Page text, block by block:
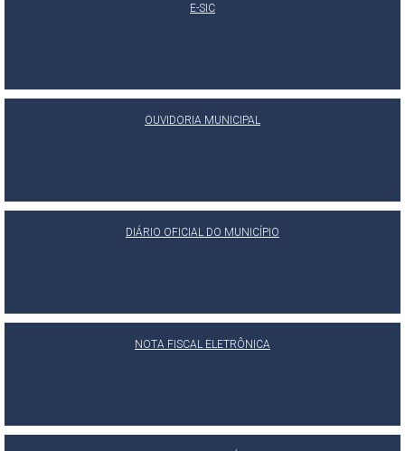
E-SIC
OUVIDORIA MUNICIPAL
DIÁRIO OFICIAL DO MUNICÍPIO
NOTA FISCAL ELETRÔNICA